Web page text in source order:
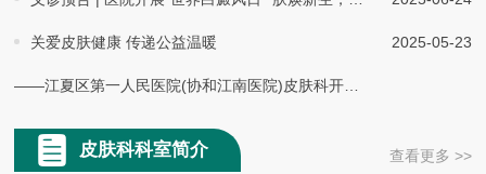
关爱皮肤健康 传递公益温暖
——江夏区第一人民医院(协和江南医院)皮肤科开展"关爱银龄肌肤 守护幸福时光"公益义诊活动
2025-05-23
皮肤科科室简介 查看更多 >>